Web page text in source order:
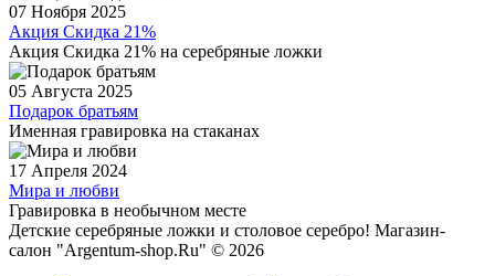
07 Ноября 2025
Акция Скидка 21%
Акция Скидка 21% на серебряные ложки
05 Августа 2025
Подарок братьям
Именная гравировка на стаканах
17 Апреля 2024
Мира и любви
Гравировка в необычном месте
Детские серебряные ложки и столовое серебро! Магазин-
салон "Argentum-shop.Ru" © 2026